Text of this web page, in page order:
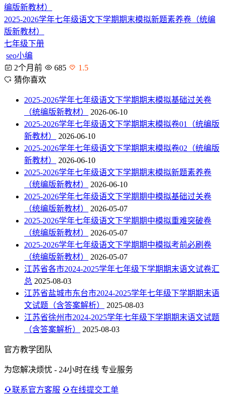
2025-2026学年七年级语文下学期期末模拟新题素养卷（统编
版新教材）
七年级下册
seo小编
2个月前
685
1.5
猜你喜欢
2025-2026学年七年级语文下学期期末模拟基础过关卷
（统编版新教材）
2026-06-10
2025-2026学年七年级语文下学期期末模拟卷01（统编版
新教材）
2026-06-10
2025-2026学年七年级语文下学期期末模拟卷02（统编版
新教材）
2026-06-10
2025-2026学年七年级语文下学期期末模拟新题素养卷
（统编版新教材）
2026-06-10
2025-2026学年七年级语文下学期期中模拟基础过关卷
（统编版新教材）
2026-05-07
2025-2026学年七年级语文下学期期中模拟重难突破卷
（统编版新教材）
2026-05-07
2025-2026学年七年级语文下学期期中模拟考前必刷卷
（统编版新教材）
2026-05-07
江苏省各市2024-2025学年七年级下学期期末语文试卷汇
总 2025-08-03
江苏省盐城市东台市2024-2025学年七年级下学期期末语
文试题（含答案解析）
2025-08-03
江苏省徐州市2024-2025学年七年级下学期期末语文试题
（含答案解析）
2025-08-03
官方教学团队
为您解决烦忧 - 24小时在线 专业服务
联系官方客服
在线提交工单